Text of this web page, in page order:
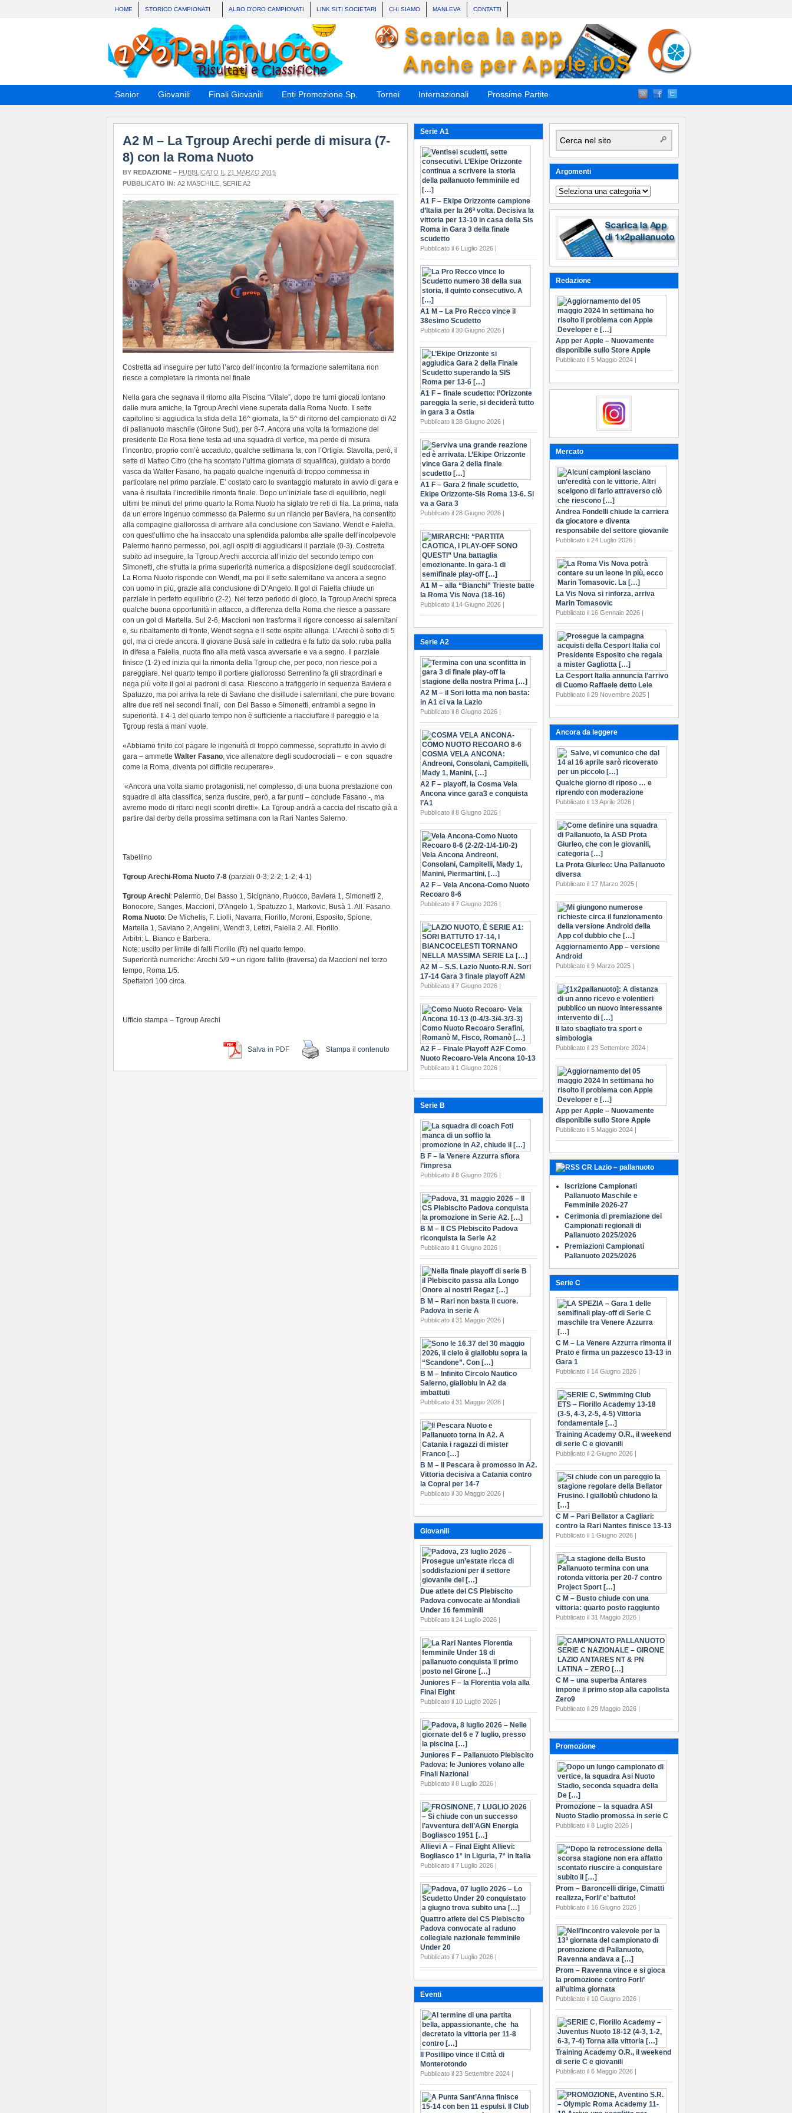
HOME STORICO CAMPIONATI ALBO D’ORO CAMPIONATI LINK SITI SOCIETARI CHI SIAMO MANLEVA CONTATTI
Senior Giovanili Finali Giovanili Enti Promozione Sp. Tornei Internazionali Prossime Partite
A2 M – La Tgroup Arechi perde di misura (7-
8) con la Roma Nuoto
BY REDAZIONE – PUBBLICATO IL 21 MARZO 2015
PUBBLICATO IN: A2 MASCHILE SERIE A2
Costretta ad inseguire per tutto l’arco dell’incontro la formazione salernitana non
riesce a completare la rimonta nel finale
Nella gara che segnava il ritorno alla Piscina “Vitale”, dopo tre turni giocati lontano
dalle mura amiche, la Tgroup Arechi viene superata dalla Roma Nuoto. Il sette
capitolino si aggiudica la sfida della 16^ giornata, la 5^ di ritorno del campionato di A2
di pallanuoto maschile (Girone Sud), per 8-7. Ancora una volta la formazione del
presidente De Rosa tiene testa ad una squadra di vertice, ma perde di misura
l’incontro, proprio com’è accaduto, qualche settimana fa, con l’Ortigia. Stavolta, però, il
sette di Matteo Citro (che ha scontato l’ultima giornata di squalifica), guidato a bordo
vasca da Walter Fasano, ha pagato qualche ingenuità di troppo commessa in
particolare nel primo parziale. E’ costato caro lo svantaggio maturato in avvio di gara e
vana è risultata l’incredibile rimonta finale. Dopo un’iniziale fase di equilibrio, negli
ultimi tre minuti del primo quarto la Roma Nuoto ha siglato tre reti di fila. La prima, nata
da un errore ingenuo commesso da Palermo su un rilancio per Baviera, ha consentito
alla compagine giallorossa di arrivare alla conclusione con Saviano. Wendt e Faiella,
con quest’ultimo che ha insaccato una splendida palomba alle spalle dell’incolpevole
Palermo hanno permesso, poi, agli ospiti di aggiudicarsi il parziale (0-3). Costretta
subito ad inseguire, la Tgroup Arechi accorcia all’inizio del secondo tempo con
Simonetti, che sfrutta la prima superiorità numerica a disposizione degli scudocrociati.
La Roma Nuoto risponde con Wendt, ma poi il sette salernitano va ancora a segno
con uomo in più, grazie alla conclusione di D’Angelo. Il gol di Faiella chiude un
parziale in perfetto equilibrio (2-2). Nel terzo periodo di gioco, la Tgroup Arechi spreca
qualche buona opportunità in attacco, a differenza della Roma che riesce a passare
con un gol di Martella. Sul 2-6, Maccioni non trasforma il rigore concesso ai salernitani
e, su ribaltamento di fronte, Wendt segna e il sette ospite allunga. L’Arechi è sotto di 5
gol, ma ci crede ancora. Il giovane Busà sale in cattedra e fa tutto da solo: ruba palla
in difesa a Faiella, nuota fino alla metà vasca avversarie e va a segno. Il parziale
finisce (1-2) ed inizia qui la rimonta della Tgroup che, per poco, non riesce poi a
pareggiare. Nel quarto tempo il portiere giallorosso Serrentino fa gli straordinari e
nega più volte il gol ai padroni di casa. Riescono a trafiggerlo in sequenza Baviera e
Spatuzzo, ma poi arriva la rete di Saviano che disillude i salernitani, che pure trovano
altre due reti nei secondi finali, con Del Basso e Simonetti, entrambi a segno in
superiorità. Il 4-1 del quarto tempo non è sufficiente a riacciuffare il pareggio e la
Tgroup resta a mani vuote.
«Abbiamo finito col pagare le ingenuità di troppo commesse, soprattutto in avvio di
gara – ammette Walter Fasano, vice allenatore degli scudocrociati – e con squadre
come la Roma, diventa poi difficile recuperare».
«Ancora una volta siamo protagonisti, nel complesso, di una buona prestazione con
squadre di alta classifica, senza riuscire, però, a far punti – conclude Fasano -, ma
avremo modo di rifarci negli scontri diretti». La Tgroup andrà a caccia del riscatto già a
partire dal derby della prossima settimana con la Rari Nantes Salerno.
Tabellino
Tgroup Arechi-Roma Nuoto 7-8 (parziali 0-3; 2-2; 1-2; 4-1)
Tgroup Arechi: Palermo, Del Basso 1, Sicignano, Ruocco, Baviera 1, Simonetti 2,
Bonocore, Sanges, Maccioni, D'Angelo 1, Spatuzzo 1, Markovic, Busà 1. All. Fasano.
Roma Nuoto: De Michelis, F. Liolli, Navarra, Fiorillo, Moroni, Esposito, Spione,
Martella 1, Saviano 2, Angelini, Wendt 3, Letizi, Faiella 2. All. Fiorillo.
Arbitri: L. Bianco e Barbera.
Note: uscito per limite di falli Fiorillo (R) nel quarto tempo.
Superiorità numeriche: Arechi 5/9 + un rigore fallito (traversa) da Maccioni nel terzo
tempo, Roma 1/5.
Spettatori 100 circa.
Ufficio stampa – Tgroup Arechi
Salva in PDF Stampa il contenuto
Argomenti
Argomenti
Redazione
App per Apple – Nuovamente
disponibile sullo Store Apple
Pubblicato il 5 Maggio 2024 |
Mercato
Andrea Fondelli chiude la carriera
da giocatore e diventa
responsabile del settore giovanile
Pubblicato il 24 Luglio 2026 |
La Vis Nova si rinforza, arriva
Marin Tomasovic
Pubblicato il 16 Gennaio 2026 |
La Cesport Italia annuncia l’arrivo
di Cuomo Raffaele detto Lele
Pubblicato il 29 Novembre 2025 |
Ancora da leggere
Qualche giorno di riposo … e
riprendo con moderazione
Pubblicato il 13 Aprile 2026 |
La Prota Giurleo: Una Pallanuoto
diversa
Pubblicato il 17 Marzo 2025 |
Aggiornamento App – versione
Android
Pubblicato il 9 Marzo 2025 |
Il lato sbagliato tra sport e
simbologia
Pubblicato il 23 Settembre 2024 |
App per Apple – Nuovamente
disponibile sullo Store Apple
Pubblicato il 5 Maggio 2024 |
CR Lazio – pallanuoto
Iscrizione Campionati
Pallanuoto Maschile e
Femminile 2026-27
Cerimonia di premiazione dei
Campionati regionali di
Pallanuoto 2025/2026
Premiazioni Campionati
Pallanuoto 2025/2026
Serie C
C M – La Venere Azzurra rimonta il
Prato e firma un pazzesco 13-13 in
Gara 1
Pubblicato il 14 Giugno 2026 |
Training Academy O.R., il weekend
di serie C e giovanili
Pubblicato il 2 Giugno 2026 |
C M – Pari Bellator a Cagliari:
contro la Rari Nantes finisce 13-13
Pubblicato il 1 Giugno 2026 |
C M – Busto chiude con una
vittoria: quarto posto raggiunto
Pubblicato il 31 Maggio 2026 |
C M – una superba Antares
impone il primo stop alla capolista
Zero9
Pubblicato il 29 Maggio 2026 |
Promozione
Promozione – la squadra ASI
Nuoto Stadio promossa in serie C
Pubblicato il 8 Luglio 2026 |
Prom – Baroncelli dirige, Cimatti
realizza, Forli’ e’ battuto!
Pubblicato il 16 Giugno 2026 |
Prom – Ravenna vince e si gioca
la promozione contro Forli’
all’ultima giornata
Pubblicato il 10 Giugno 2026 |
Training Academy O.R., il weekend
di serie C e giovanili
Pubblicato il 6 Maggio 2026 |
Serie A1
A1 F – Ekipe Orizzonte campione
d’Italia per la 26ª volta. Decisiva la
vittoria per 13-10 in casa della Sis
Roma in Gara 3 della finale
scudetto
Pubblicato il 6 Luglio 2026 |
A1 M – La Pro Recco vince il
38esimo Scudetto
Pubblicato il 30 Giugno 2026 |
A1 F – finale scudetto: l’Orizzonte
pareggia la serie, si deciderà tutto
in gara 3 a Ostia
Pubblicato il 28 Giugno 2026 |
A1 F – Gara 2 finale scudetto,
Ekipe Orizzonte-Sis Roma 13-6. Si
va a Gara 3
Pubblicato il 28 Giugno 2026 |
A1 M – alla “Bianchi” Trieste batte
la Roma Vis Nova (18-16)
Pubblicato il 14 Giugno 2026 |
Serie A2
A2 M – il Sori lotta ma non basta:
in A1 ci va la Lazio
Pubblicato il 8 Giugno 2026 |
A2 F – playoff, la Cosma Vela
Ancona vince gara3 e conquista
l’A1
Pubblicato il 8 Giugno 2026 |
A2 F – Vela Ancona-Como Nuoto
Recoaro 8-6
Pubblicato il 7 Giugno 2026 |
A2 M – S.S. Lazio Nuoto-R.N. Sori
17-14 Gara 3 finale playoff A2M
Pubblicato il 7 Giugno 2026 |
A2 F – Finale Playoff A2F Como
Nuoto Recoaro-Vela Ancona 10-13
Pubblicato il 1 Giugno 2026 |
Serie B
B F – la Venere Azzurra sfiora
l’impresa
Pubblicato il 8 Giugno 2026 |
B M – Il CS Plebiscito Padova
riconquista la Serie A2
Pubblicato il 1 Giugno 2026 |
B M – Rari non basta il cuore.
Padova in serie A
Pubblicato il 31 Maggio 2026 |
B M – Infinito Circolo Nautico
Salerno, gialloblu in A2 da
imbattuti
Pubblicato il 31 Maggio 2026 |
B M – Il Pescara è promosso in A2.
Vittoria decisiva a Catania contro
la Copral per 14-7
Pubblicato il 30 Maggio 2026 |
Giovanili
Due atlete del CS Plebiscito
Padova convocate ai Mondiali
Under 16 femminili
Pubblicato il 24 Luglio 2026 |
Juniores F – la Florentia vola alla
Final Eight
Pubblicato il 10 Luglio 2026 |
Juniores F – Pallanuoto Plebiscito
Padova: le Juniores volano alle
Finali Nazional
Pubblicato il 8 Luglio 2026 |
Allievi A – Final Eight Allievi:
Bogliasco 1° in Liguria, 7° in Italia
Pubblicato il 7 Luglio 2026 |
Quattro atlete del CS Plebiscito
Padova convocate al raduno
collegiale nazionale femminile
Under 20
Pubblicato il 7 Luglio 2026 |
Eventi
Il Posillipo vince il Città di
Monterotondo
Pubblicato il 23 Settembre 2024 |